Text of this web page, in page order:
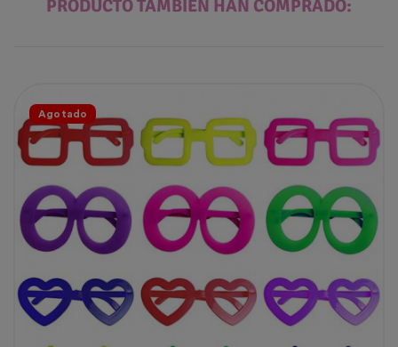
PRODUCTO TAMBIÉN HAN COMPRADO:
Agotado